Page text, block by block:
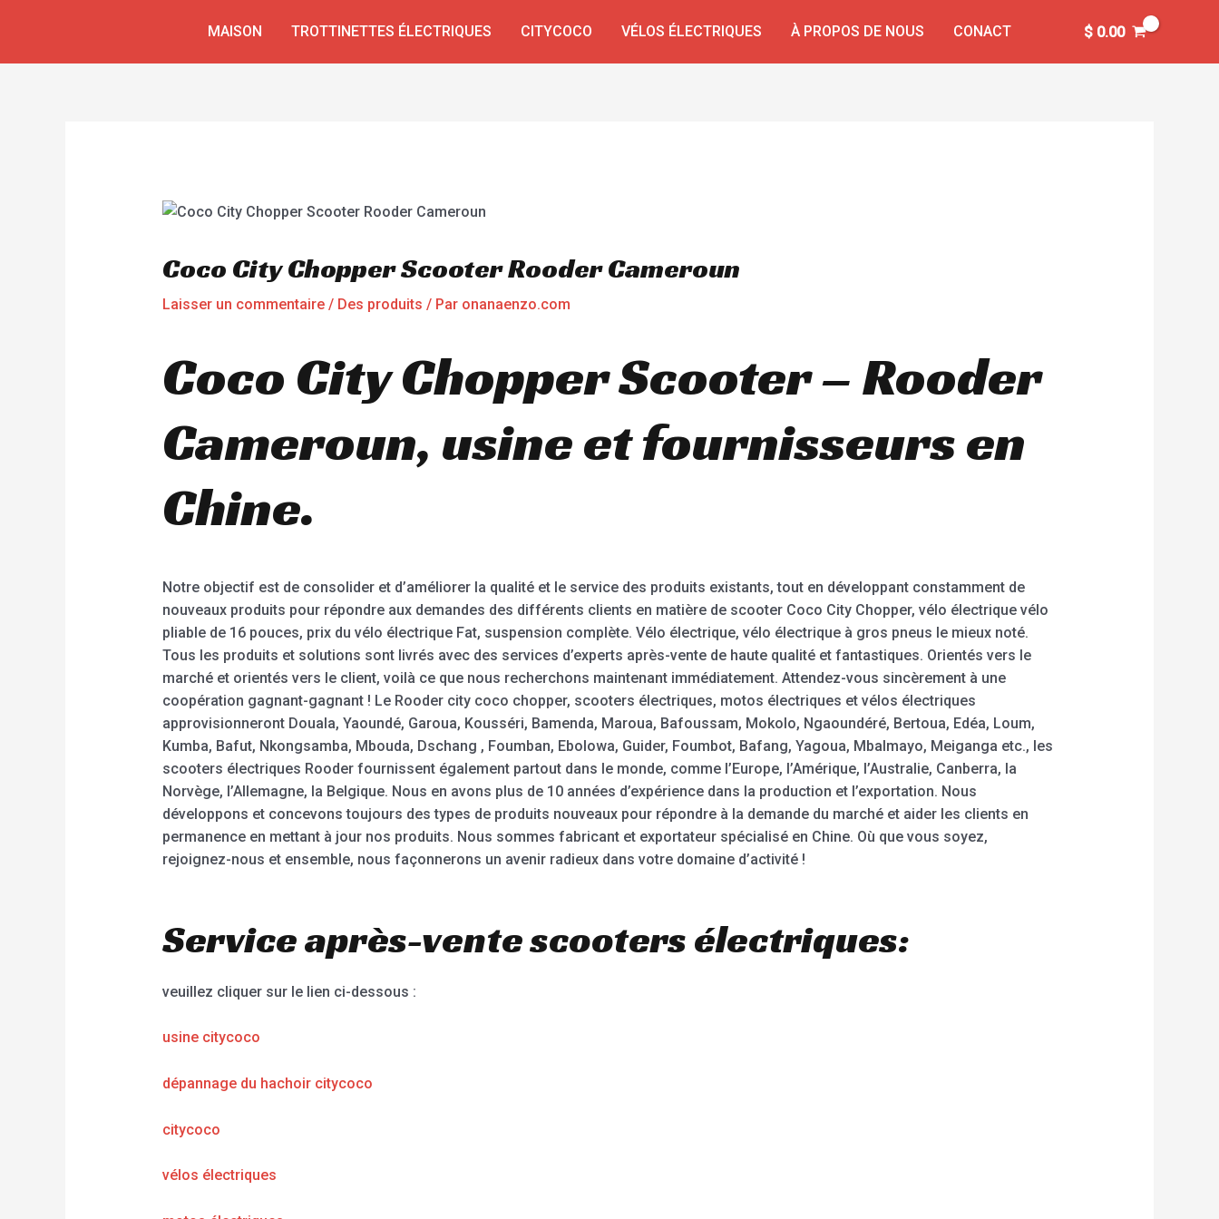
MAISON TROTTINETTES ÉLECTRIQUES CITYCOCO VÉLOS ÉLECTRIQUES À PROPOS DE NOUS CONACT $0.00
Coco City Chopper Scooter Rooder Cameroun
Laisser un commentaire / Des produits / Par onanaenzo.com
Coco City Chopper Scooter – Rooder
Cameroun, usine et fournisseurs en
Chine.
Notre objectif est de consolider et d’améliorer la qualité et le service des produits existants, tout en développant constamment de
nouveaux produits pour répondre aux demandes des différents clients en matière de scooter Coco City Chopper, vélo électrique vélo
pliable de 16 pouces, prix du vélo électrique Fat, suspension complète. Vélo électrique, vélo électrique à gros pneus le mieux noté.
Tous les produits et solutions sont livrés avec des services d’experts après-vente de haute qualité et fantastiques. Orientés vers le
marché et orientés vers le client, voilà ce que nous recherchons maintenant immédiatement. Attendez-vous sincèrement à une
coopération gagnant-gagnant ! Le Rooder city coco chopper, scooters électriques, motos électriques et vélos électriques
approvisionneront Douala, Yaoundé, Garoua, Kousséri, Bamenda, Maroua, Bafoussam, Mokolo, Ngaoundéré, Bertoua, Edéa, Loum,
Kumba, Bafut, Nkongsamba, Mbouda, Dschang , Foumban, Ebolowa, Guider, Foumbot, Bafang, Yagoua, Mbalmayo, Meiganga etc., les
scooters électriques Rooder fournissent également partout dans le monde, comme l’Europe, l’Amérique, l’Australie, Canberra, la
Norvège, l’Allemagne, la Belgique. Nous en avons plus de 10 années d’expérience dans la production et l’exportation. Nous
développons et concevons toujours des types de produits nouveaux pour répondre à la demande du marché et aider les clients en
permanence en mettant à jour nos produits. Nous sommes fabricant et exportateur spécialisé en Chine. Où que vous soyez,
rejoignez-nous et ensemble, nous façonnerons un avenir radieux dans votre domaine d’activité !
Service après-vente scooters électriques:
veuillez cliquer sur le lien ci-dessous :
usine citycoco
dépannage du hachoir citycoco
citycoco
vélos électriques